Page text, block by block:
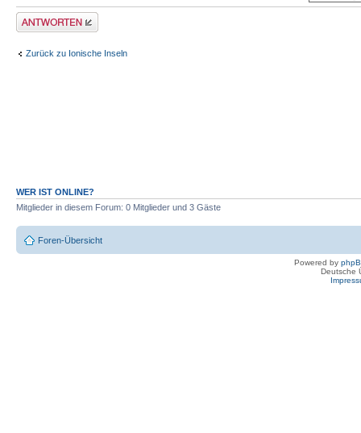
Antwort erstellen
Zurück zu Ionische Inseln
WER IST ONLINE?
Mitglieder in diesem Forum: 0 Mitglieder und 3 Gäste
Foren-Übersicht
Powered by
Deutsche